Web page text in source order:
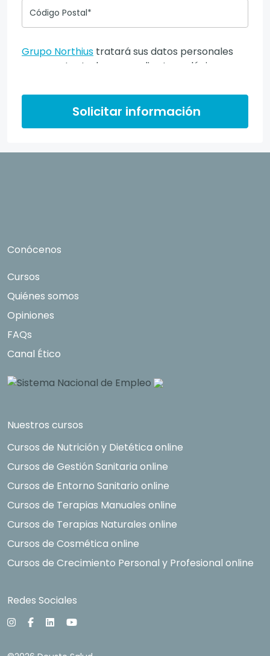
Código Postal*
Grupo Northius tratará sus datos personales
para contactarle por medios tecnológicos,
con el fin de ofrecerle información del
programa formativo seleccionado o de otros
directamente relacionados con el interés
contratación correspondiente. Compartiremos
y como se explica en la
Solicitar información
Conócenos
Cursos
Quiénes somos
Opiniones
FAQs
Canal Ético
Nuestros cursos
Cursos de Nutrición y Dietética online
Cursos de Gestión Sanitaria online
Cursos de Entorno Sanitario online
Cursos de Terapias Manuales online
Cursos de Terapias Naturales online
Cursos de Cosmética online
Cursos de Crecimiento Personal y Profesional online
Redes Sociales